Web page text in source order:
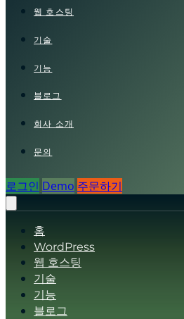
웹 호스팅
기술
기능
블로그
회사 소개
문의
로그인 Demo 주문하기
홈
WordPress
웹 호스팅
기술
기능
블로그